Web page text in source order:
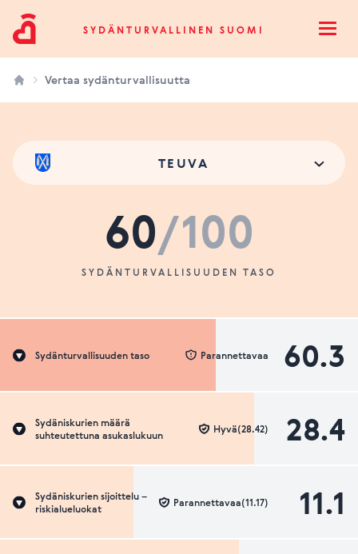
Sydänturvallinen SuomiSYDÄNTURVALLINEN SUOMI
Vertaa sydänturvallisuutta
TEUVA
60/100
SYDÄNTURVALLISUUDEN TASO
Sydänturvallisuuden taso 60.3
Parannettavaa
Sydäniskurien määrä
suhteutettuna asukaslukuun
28.4
Hyvä(28.42)
Sydäniskurien sijoittelu –
riskialueluokat
11.1
Parannettavaa(11.17)